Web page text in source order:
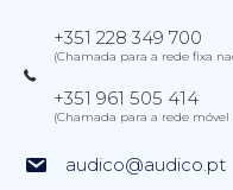
+351 228 349 700
(Chamada para a rede fixa
+351 961 505 414
(Chamada para a rede móvel
audico@audico.pt